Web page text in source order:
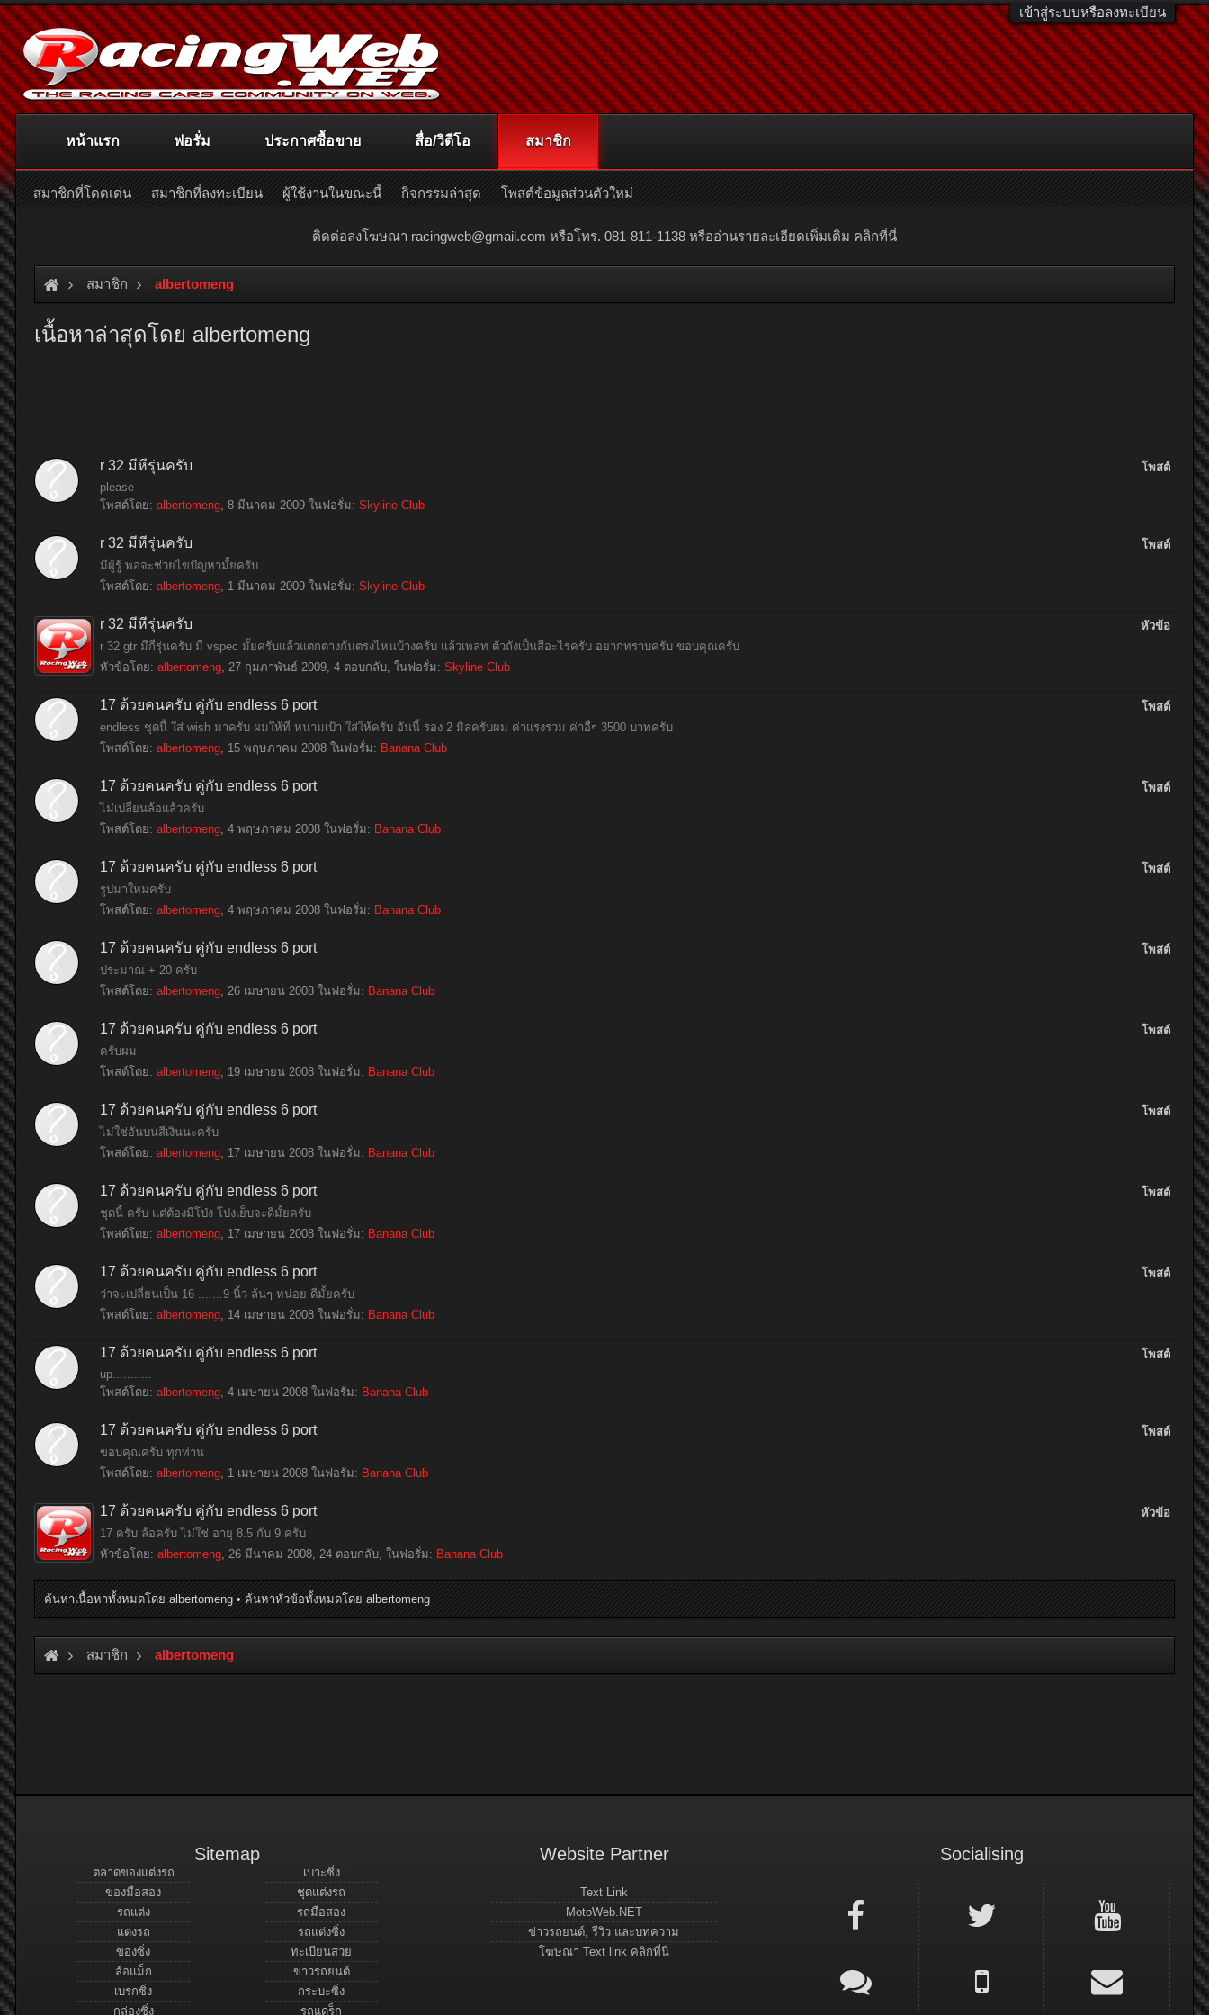
เข้าสู่ระบบหรือลงทะเบียน
ติดต่อลงโฆษณา racingweb@gmail.com หรือโทร. 081-811-1138 หรืออ่านรายละเอียดเพิ่มเติม คลิกที่นี่
สมาชิก albertomeng
เนื้อหาล่าสุดโดย albertomeng
โพสต์
r 32 มี่หี่รุ่นครับ
please
โพสต์โดย: albertomeng, 8 มีนาคม 2009 ในฟอรั่ม: Skyline Club
โพสต์
r 32 มี่หี่รุ่นครับ
มีผู้รู้ พอจะช่วยไขปัญหามั้ยครับ
โพสต์โดย: albertomeng, 1 มีนาคม 2009 ในฟอรั่ม: Skyline Club
หัวข้อ
r 32 มี่หี่รุ่นครับ
r 32 gtr มีกี่รุ่นครับ มี vspec มั้ยครับแล้วแตกต่างกันตรงไหนบ้างครับ แล้วเพลท ตัวถังเป็นสีอะไรครับ อยากทราบครับ ขอบคุณครับ
หัวข้อโดย: albertomeng, 27 กุมภาพันธ์ 2009, 4 ตอบกลับ, ในฟอรั่ม: Skyline Club
โพสต์
17 ด้วยคนครับ คู่กับ endless 6 port
endless ชุดนี้ ใส่ wish มาครับ ผมให้ที่ หนามเป้า ใส่ให้ครับ อันนี้ รอง 2 มิลครับผม ค่าแรงรวม ค่าอื่ๆ 3500 บาทครับ
โพสต์โดย: albertomeng, 15 พฤษภาคม 2008 ในฟอรั่ม: Banana Club
โพสต์
17 ด้วยคนครับ คู่กับ endless 6 port
ไม่เปลี่ยนล้อแล้วครับ
โพสต์โดย: albertomeng, 4 พฤษภาคม 2008 ในฟอรั่ม: Banana Club
โพสต์
17 ด้วยคนครับ คู่กับ endless 6 port
รูปมาใหม่ครับ
โพสต์โดย: albertomeng, 4 พฤษภาคม 2008 ในฟอรั่ม: Banana Club
โพสต์
17 ด้วยคนครับ คู่กับ endless 6 port
ประมาณ + 20 ครับ
โพสต์โดย: albertomeng, 26 เมษายน 2008 ในฟอรั่ม: Banana Club
โพสต์
17 ด้วยคนครับ คู่กับ endless 6 port
ครับผม
โพสต์โดย: albertomeng, 19 เมษายน 2008 ในฟอรั่ม: Banana Club
โพสต์
17 ด้วยคนครับ คู่กับ endless 6 port
ไม่ใช่อันบนสีเงินนะครับ
โพสต์โดย: albertomeng, 17 เมษายน 2008 ในฟอรั่ม: Banana Club
โพสต์
17 ด้วยคนครับ คู่กับ endless 6 port
ชุดนี้ ครับ แต่ต้องมีโป่ง โป่งเย็บจะดีมั้ยครับ
โพสต์โดย: albertomeng, 17 เมษายน 2008 ในฟอรั่ม: Banana Club
โพสต์
17 ด้วยคนครับ คู่กับ endless 6 port
ว่าจะเปลี่ยนเป็น 16 .......9 นิ้ว ล้นๆ หน่อย ดีมั้ยครับ
โพสต์โดย: albertomeng, 14 เมษายน 2008 ในฟอรั่ม: Banana Club
โพสต์
17 ด้วยคนครับ คู่กับ endless 6 port
up...........
โพสต์โดย: albertomeng, 4 เมษายน 2008 ในฟอรั่ม: Banana Club
โพสต์
17 ด้วยคนครับ คู่กับ endless 6 port
ขอบคุณครับ ทุกท่าน
โพสต์โดย: albertomeng, 1 เมษายน 2008 ในฟอรั่ม: Banana Club
หัวข้อ
17 ด้วยคนครับ คู่กับ endless 6 port
17 ครับ ล้อครับ ไม่ใช่ อายุ 8.5 กับ 9 ครับ
หัวข้อโดย: albertomeng, 26 มีนาคม 2008, 24 ตอบกลับ, ในฟอรั่ม: Banana Club
ค้นหาเนื้อหาทั้งหมดโดย albertomeng ค้นหาหัวข้อทั้งหมดโดย albertomeng
สมาชิก albertomeng
หน้าแรก ฟอรั่ม ประกาศซื้อขาย สื่อ/วิดีโอ สมาชิก
สมาชิกที่โดดเด่น สมาชิกที่ลงทะเบียน ผู้ใช้งานในขณะนี้ กิจกรรมล่าสุด โพสต์ข้อมูลส่วนตัวใหม่
Sitemap
ตลาดของแต่งรถ
ของมือสอง
รถแต่ง
แต่งรถ
ของซิ่ง
ล้อแม็ก
เบรกซิ่ง
กล่องซิ่ง
เบาะซิ่ง
ชุดแต่งรถ
รถมือสอง
รถแต่งซิ่ง
ทะเบียนสวย
ข่าวรถยนต์
กระบะซิ่ง
รถแดร็ก
Website Partner
Text Link
MotoWeb.NET
ข่าวรถยนต์, รีวิว และบทความ
โฆษณา Text link คลิกที่นี่
Socialising